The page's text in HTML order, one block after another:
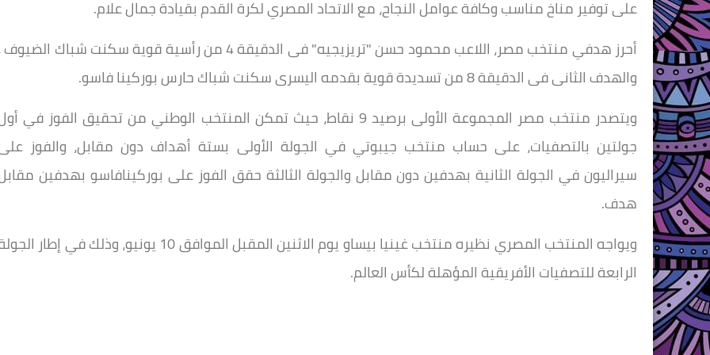
على توفير مناخ مناسب وكافة عوامل النجاح، مع الاتحاد المصري لكرة القدم بقيادة جمال علام.
أحرز هدفي منتخب مصر، اللاعب محمود حسن "تريزيجيه" فى الدقيقة 4 من رأسية قوية سكنت شباك
والهدف الثانى فى الدقيقة 8 من تسديدة قوية بقدمه اليسرى سكنت شباك حارس بوركينا فاسو.
ويتصدر منتخب مصر المجموعة الأولى برصيد 9 نقاط، حيث تمكن المنتخب الوطني من تحقيق الفوز في
جولتين بالتصفيات، على حساب منتخب جيبوتي في الجولة الأولى بستة أهداف دون مقابل، والفوز
سيراليون في الجولة الثانية بهدفين دون مقابل والجولة الثالثة حقق الفوز على بوركينافاسو بهدفين
هدف.
ويواجه المنتخب المصري نظيره منتخب غينيا بيساو يوم الاثنين المقبل الموافق 10 يونيو، وذلك في إطار
الرابعة للتصفيات الأفريقية المؤهلة لكأس العالم.